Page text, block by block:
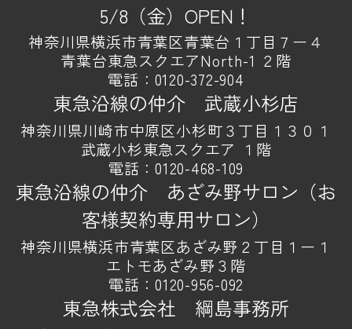
5/8（金）OPEN！
神奈川県横浜市青葉区青葉台１丁目７ー４
青葉台東急スクエアNorth-1 ２階
電話： 0120-372-904
東急沿線の仲介 武蔵小杉店
神奈川県川崎市中原区小杉町３丁目１３０１
武蔵小杉東急スクエア １階
電話：0120-468-109
東急沿線の仲介 あざみ野サロン（お
客様契約専用サロン）
神奈川県横浜市青葉区あざみ野２丁目１ー１
エトモあざみ野３階
電話：0120-956-092
東急株式会社 綱島事務所